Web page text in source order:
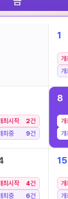
1
개
개
최시작 2건
최중
9건
8
개
개
최시작 4건
최중
6건
15
개
개